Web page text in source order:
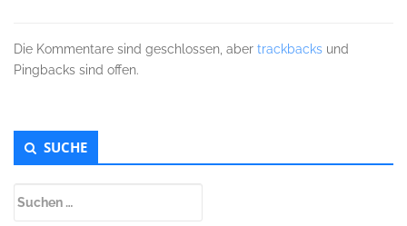
Die Kommentare sind geschlossen, aber trackbacks und
Pingbacks sind offen.
Untergeordnet
Seitenleiste
SUCHE